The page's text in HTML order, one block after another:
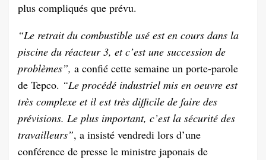
plus compliqués que prévu.
“Le retrait du combustible usé est en cours dans la
piscine du réacteur 3, et c’est une succession de
problèmes”, a confié cette semaine un porte-parole
de Tepco. “Le procédé industriel mis en oeuvre est
très complexe et il est très difficile de faire des
prévisions. Le plus important, c’est la sécurité des
travailleurs”, a insisté vendredi lors d’une
conférence de presse le ministre japonais de